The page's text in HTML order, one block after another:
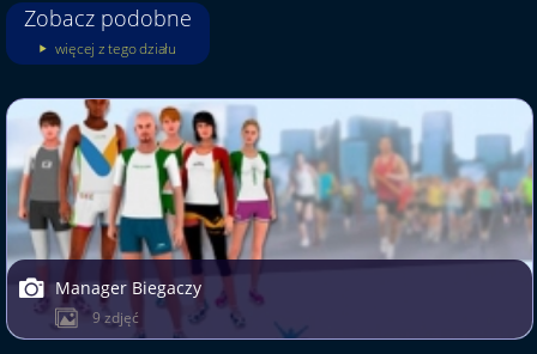
Zobacz podobne
więcej z tego działu
Manager Biegaczy
9 zdjęć